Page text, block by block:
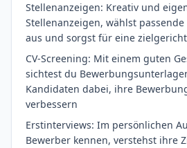
Stellenanzeigen: Kreativ und
Stellenanzeigen, wählst
aus und sorgst für eine
CV-Screening: Mit einem guten
sichtest du
Kandidaten dabei, ihre
verbessern
Erstinterviews: Im persönlichen
Bewerber kennen, verstehst ihre